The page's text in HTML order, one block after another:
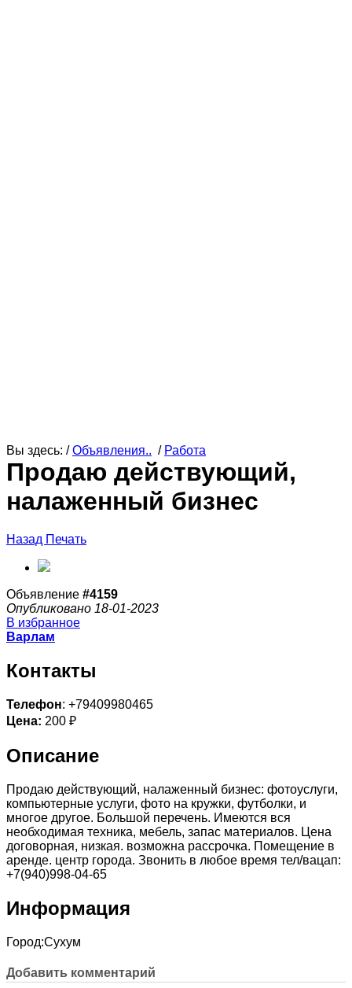
Вы здесь: /Объявления.. / Работа
Продаю действующий,
налаженный бизнеc
Назад Печать
Объявление #4159
Опубликовано 18-01-2023
В избранное
Варлам
Контакты
Телефон: +79409980465
Цена: 200 ₽
Описание
Продаю действующий, налаженный бизнес: фотоуслуги,
компьютерные услуги, фото на кружки, футболки, и
многое другое. Большой перечень. Имеются вся
необходимая техника, мебель, запас материалов. Цена
договорная, низкая. возможна рассрочка. Помещение в
аренде. центр города. Звонить в любое время тел/вацап:
+7(940)998-04-65
Информация
Город:Сухум
Добавить комментарий